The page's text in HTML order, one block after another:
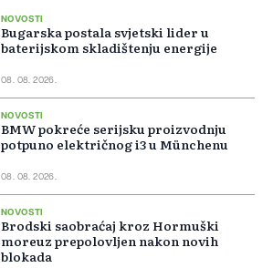
NOVOSTI
Bugarska postala svjetski lider u
baterijskom skladištenju energije
08. 08. 2026.
NOVOSTI
BMW pokreće serijsku proizvodnju
potpuno električnog i3 u Münchenu
08. 08. 2026.
NOVOSTI
Brodski saobraćaj kroz Hormuški
moreuz prepolovljen nakon novih
blokada